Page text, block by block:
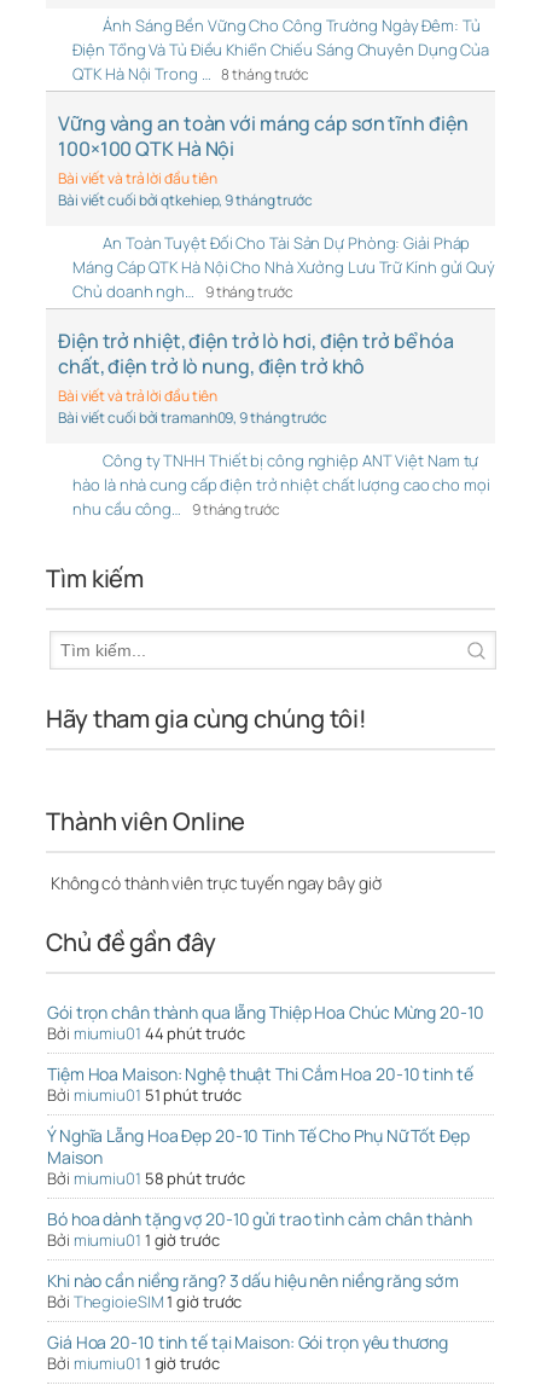
Ánh Sáng Bền Vững Cho Công Trường Ngày Đêm: Tủ
Điện Tổng Và Tủ Điều Khiển Chiếu Sáng Chuyên Dụng Của
QTK Hà Nội Trong … 8 tháng trước
Vững vàng an toàn với máng cáp sơn tĩnh điện
100×100 QTK Hà Nội
Bài viết và trả lời đầu tiên
Bài viết cuối bởi qtkehiep, 9 tháng trước
An Toàn Tuyệt Đối Cho Tài Sản Dự Phòng: Giải Pháp
Máng Cáp QTK Hà Nội Cho Nhà Xưởng Lưu Trữ Kính gửi Quý
Chủ doanh ngh… 9 tháng trước
Điện trở nhiệt, điện trở lò hơi, điện trở bể hóa
chất, điện trở lò nung, điện trở khô
Bài viết và trả lời đầu tiên
Bài viết cuối bởi tramanh09, 9 tháng trước
Công ty TNHH Thiết bị công nghiệp ANT Việt Nam tự
hào là nhà cung cấp điện trở nhiệt chất lượng cao cho mọi
nhu cầu công… 9 tháng trước
Tìm kiếm
Hãy tham gia cùng chúng tôi!
Thành viên Online
Không có thành viên trực tuyến ngay bây giờ
Chủ đề gần đây
Gói trọn chân thành qua lẵng Thiệp Hoa Chúc Mừng 20-10
Bởi miumiu01 44 phút trước
Tiệm Hoa Maison: Nghệ thuật Thi Cắm Hoa 20-10 tinh tế
Bởi miumiu01 51 phút trước
Ý Nghĩa Lẵng Hoa Đẹp 20-10 Tinh Tế Cho Phụ Nữ Tốt Đẹp
Maison
Bởi miumiu01 58 phút trước
Bó hoa dành tặng vợ 20-10 gửi trao tình cảm chân thành
Bởi miumiu01 1 giờ trước
Khi nào cần niềng răng? 3 dấu hiệu nên niềng răng sớm
Bởi ThegioieSIM1 giờ trước
Giá Hoa 20-10 tinh tế tại Maison: Gói trọn yêu thương
Bởi miumiu01 1 giờ trước